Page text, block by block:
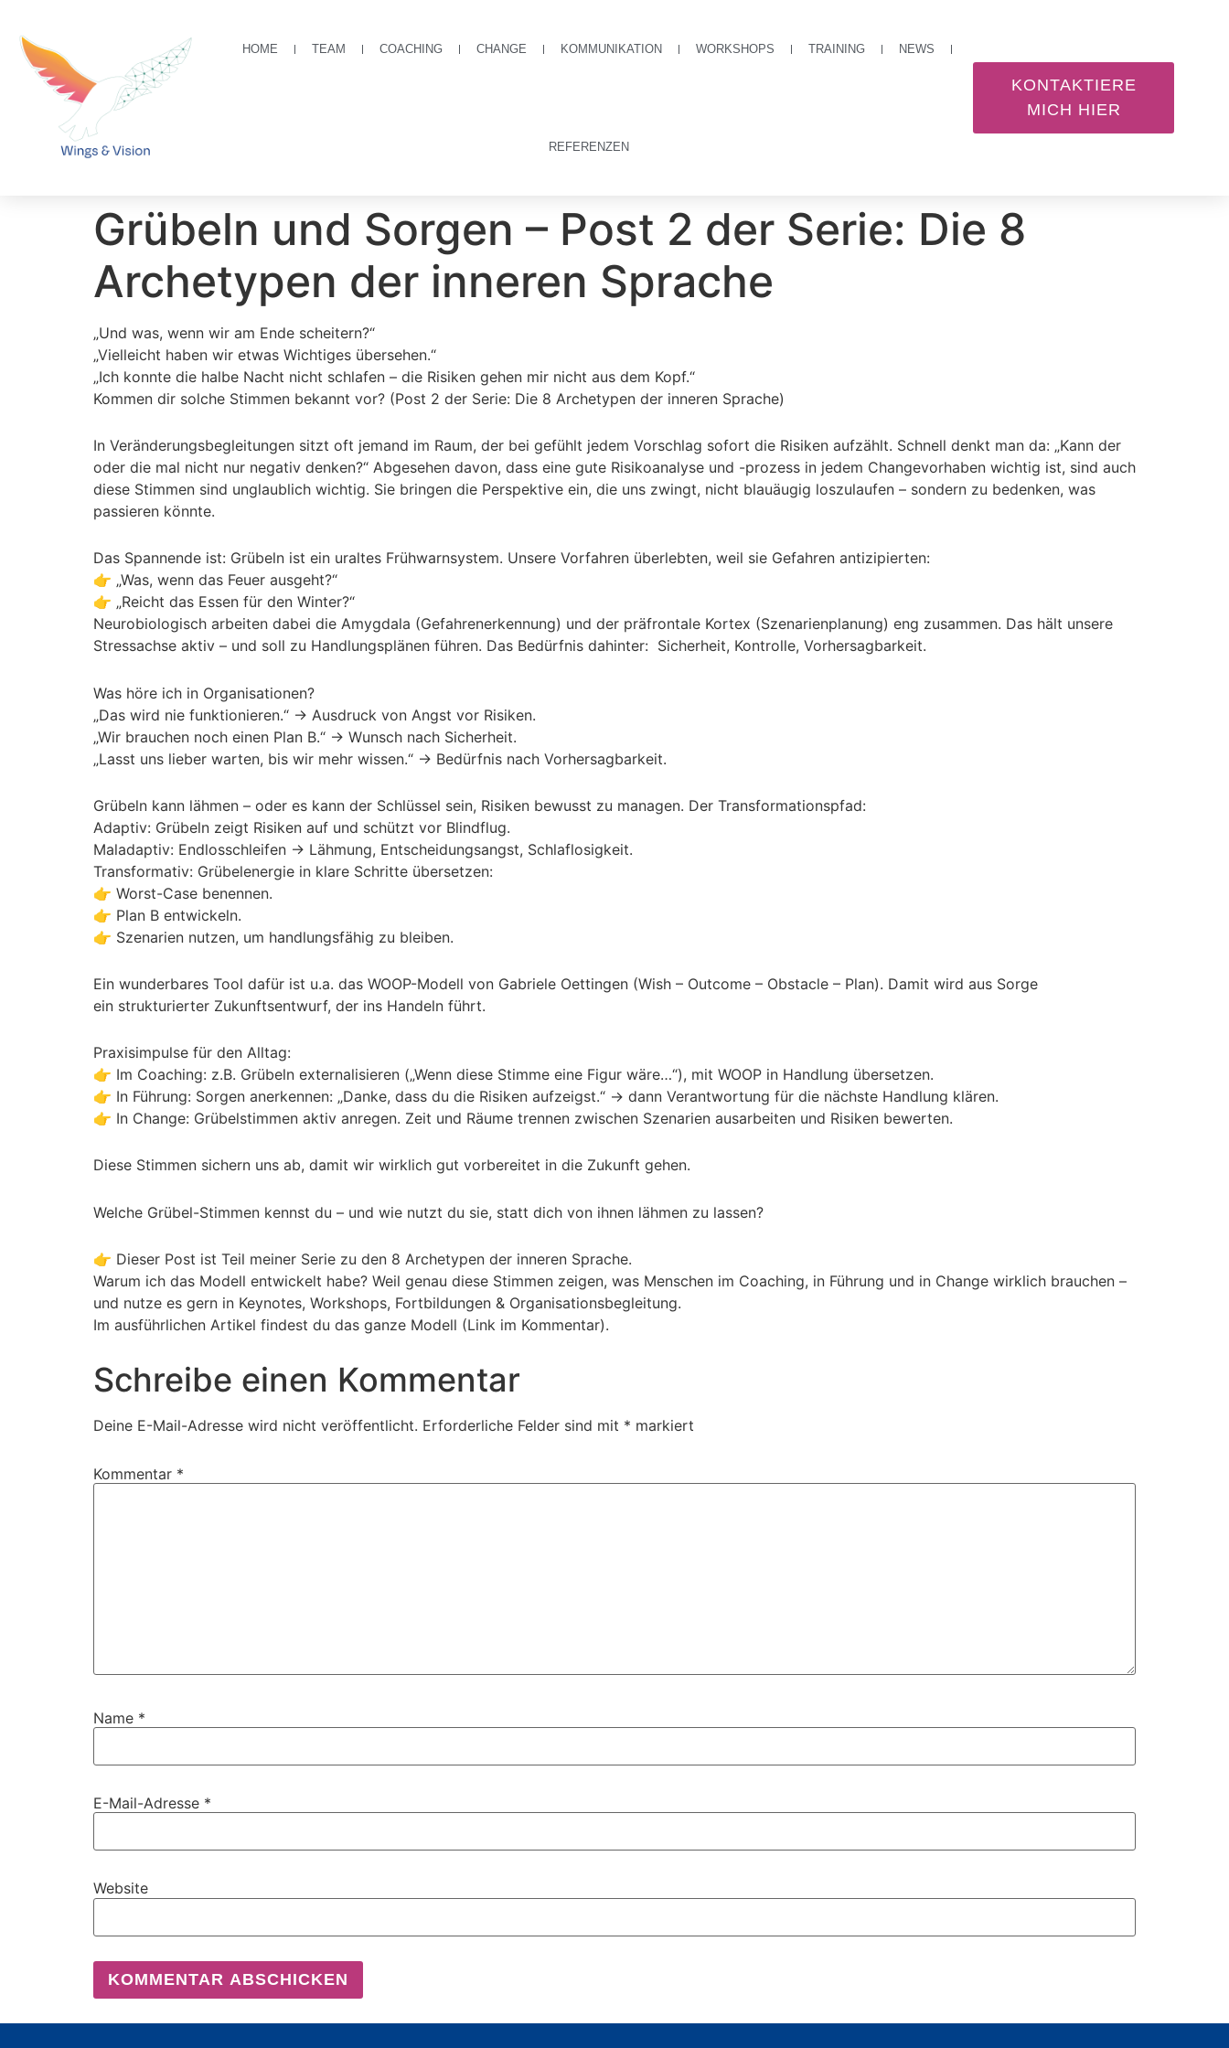
HOME TEAM COACHING CHANGE KOMMUNIKATION WORKSHOPS TRAINING NEWS
REFERENZEN
KONTAKTIERE
MICH HIER
Grübeln und Sorgen – Post 2 der Serie: Die 8
Archetypen der inneren Sprache
„Und was, wenn wir am Ende scheitern?“
„Vielleicht haben wir etwas Wichtiges übersehen.“
„Ich konnte die halbe Nacht nicht schlafen – die Risiken gehen mir nicht aus dem Kopf.“
Kommen dir solche Stimmen bekannt vor? (Post 2 der Serie: Die 8 Archetypen der inneren Sprache)
In Veränderungsbegleitungen sitzt oft jemand im Raum, der bei gefühlt jedem Vorschlag sofort die Risiken aufzählt. Schnell denkt man da: „Kann der
oder die mal nicht nur negativ denken?“ Abgesehen davon, dass eine gute Risikoanalyse und -prozess in jedem Changevorhaben wichtig ist, sind auch
diese Stimmen sind unglaublich wichtig. Sie bringen die Perspektive ein, die uns zwingt, nicht blauäugig loszulaufen – sondern zu bedenken, was
passieren könnte.
Das Spannende ist: Grübeln ist ein uraltes Frühwarnsystem. Unsere Vorfahren überlebten, weil sie Gefahren antizipierten:
👉 „Was, wenn das Feuer ausgeht?“
👉 „Reicht das Essen für den Winter?“
Neurobiologisch arbeiten dabei die Amygdala (Gefahrenerkennung) und der präfrontale Kortex (Szenarienplanung) eng zusammen. Das hält unsere
Stressachse aktiv – und soll zu Handlungsplänen führen. Das Bedürfnis dahinter: Sicherheit, Kontrolle, Vorhersagbarkeit.
Was höre ich in Organisationen?
„Das wird nie funktionieren.“ → Ausdruck von Angst vor Risiken.
„Wir brauchen noch einen Plan B.“ → Wunsch nach Sicherheit.
„Lasst uns lieber warten, bis wir mehr wissen.“ → Bedürfnis nach Vorhersagbarkeit.
Grübeln kann lähmen – oder es kann der Schlüssel sein, Risiken bewusst zu managen. Der Transformationspfad:
Adaptiv: Grübeln zeigt Risiken auf und schützt vor Blindflug.
Maladaptiv: Endlosschleifen → Lähmung, Entscheidungsangst, Schlaflosigkeit.
Transformativ: Grübelenergie in klare Schritte übersetzen:
👉 Worst-Case benennen.
👉 Plan B entwickeln.
👉 Szenarien nutzen, um handlungsfähig zu bleiben.
Ein wunderbares Tool dafür ist u.a. das WOOP-Modell von Gabriele Oettingen (Wish – Outcome – Obstacle – Plan). Damit wird aus Sorge
ein strukturierter Zukunftsentwurf, der ins Handeln führt.
Praxisimpulse für den Alltag:
👉 Im Coaching: z.B. Grübeln externalisieren („Wenn diese Stimme eine Figur wäre…“), mit WOOP in Handlung übersetzen.
👉 In Führung: Sorgen anerkennen: „Danke, dass du die Risiken aufzeigst.“ → dann Verantwortung für die nächste Handlung klären.
👉 In Change: Grübelstimmen aktiv anregen. Zeit und Räume trennen zwischen Szenarien ausarbeiten und Risiken bewerten.
Diese Stimmen sichern uns ab, damit wir wirklich gut vorbereitet in die Zukunft gehen.
Welche Grübel-Stimmen kennst du – und wie nutzt du sie, statt dich von ihnen lähmen zu lassen?
👉 Dieser Post ist Teil meiner Serie zu den 8 Archetypen der inneren Sprache.
Warum ich das Modell entwickelt habe? Weil genau diese Stimmen zeigen, was Menschen im Coaching, in Führung und in Change wirklich brauchen –
und nutze es gern in Keynotes, Workshops, Fortbildungen & Organisationsbegleitung.
Im ausführlichen Artikel findest du das ganze Modell (Link im Kommentar).
Schreibe einen Kommentar
Deine E-Mail-Adresse wird nicht veröffentlicht. Erforderliche Felder sind mit * markiert
Kommentar *
Name *
E-Mail-Adresse *
Website